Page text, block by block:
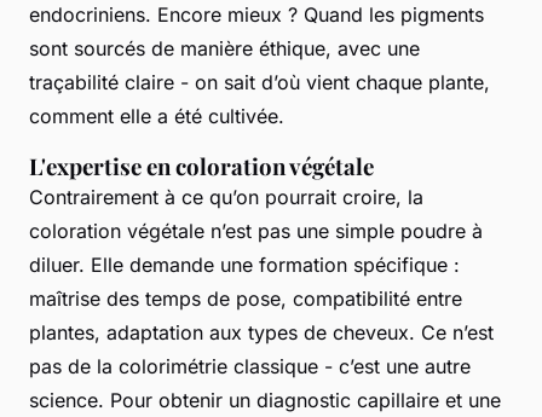
endocriniens. Encore mieux ? Quand les pigments
sont sourcés de manière éthique, avec une
traçabilité claire - on sait d’où vient chaque plante,
comment elle a été cultivée.
L'expertise en coloration végétale
Contrairement à ce qu’on pourrait croire, la
coloration végétale n’est pas une simple poudre à
diluer. Elle demande une formation spécifique :
maîtrise des temps de pose, compatibilité entre
plantes, adaptation aux types de cheveux. Ce n’est
pas de la colorimétrie classique - c’est une autre
science. Pour obtenir un diagnostic capillaire et une